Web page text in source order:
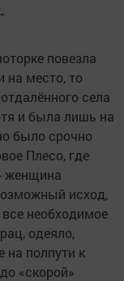
повезла
на место, то
села
и была лишь на
было срочно
Плесо, где
женщина
исход,
необходимое
одеяло,
полпути к
«скорой»